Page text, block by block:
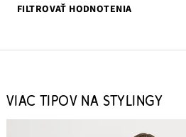
FILTROVAŤ HODNOTENIA
VIAC TIPOV NA STYLINGY